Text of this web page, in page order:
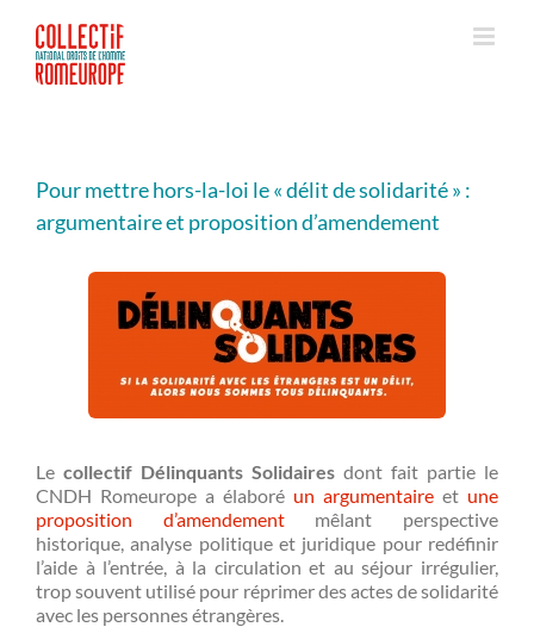
contenu
Pour mettre hors-la-loi le « délit de solidarité » :
argumentaire et proposition d’amendement
Le collectif Délinquants Solidaires dont fait partie le
CNDH Romeurope a élaboré un argumentaire et une
proposition d’amendementmêlant perspective
historique, analyse politique et juridique pour redéfinir
l’aide à l’entrée, à la circulation et au séjour irrégulier,
trop souvent utilisé pour réprimer des actes de solidarité
avec les personnes étrangères.